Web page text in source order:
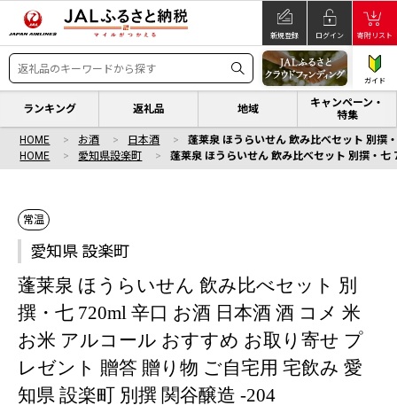
新規登録 ログイン 寄附リスト
ガイド
ランキング 返礼品 地域
キャンペーン・
特集
HOME お酒 日本酒
蓬莱泉 ほうらいせん 飲み比べセット 別撰
HOME
愛知県設楽町 蓬莱泉 ほうらいせん 飲み比べセット 別撰・
常温
愛知県 設楽町
蓬莱泉 ほうらいせん 飲み比べセット 別
撰・七 720ml 辛口 お酒 日本酒 酒 コメ 米
お米 アルコール おすすめ お取り寄せ プ
レゼント 贈答 贈り物 ご自宅用 宅飲み 愛
知県 設楽町 別撰 関谷醸造 -204